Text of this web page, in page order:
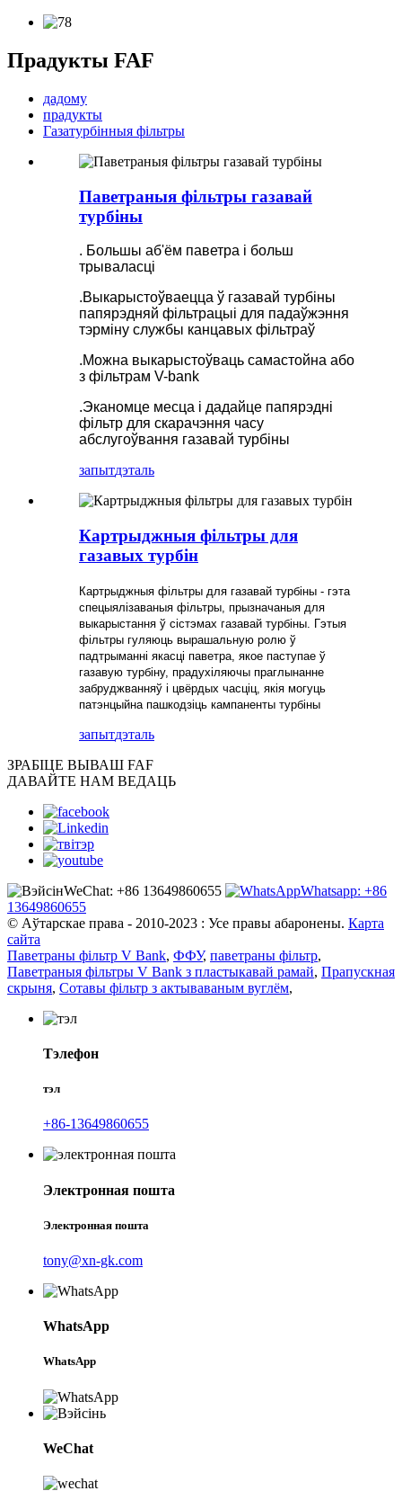
Прадукты FAF
дадому
прадукты
Газатурбінныя фільтры
Паветраныя фільтры газавай
турбіны
. Большы аб'ём паветра і больш
трываласці
.Выкарыстоўваецца ў газавай турбіны
папярэдняй фільтрацыі для падаўжэння
тэрміну службы канцавых фільтраў
.Можна выкарыстоўваць самастойна або
з фільтрам V-bank
.Эканомце месца і дадайце папярэдні
фільтр для скарачэння часу
абслугоўвання газавай турбіны
запытдэталь
Картрыджныя фільтры для
газавых турбін
Картрыджныя фільтры для газавай турбіны - гэта
спецыялізаваныя фільтры, прызначаныя для
выкарыстання ў сістэмах газавай турбіны. Гэтыя
фільтры гуляюць вырашальную ролю ў
падтрыманні якасці паветра, якое паступае ў
газавую турбіну, прадухіляючы праглынанне
забруджванняў і цвёрдых часціц, якія могуць
патэнцыйна пашкодзіць кампаненты турбіны
запытдэталь
ЗРАБІЦЕ ВЫВАШ FAF
ДАВАЙТЕ НАМ ВЕДАЦЬ
WeChat: +86 13649860655
Whatsapp: +86
13649860655
© Аўтарскае права - 2010-2023 : Усе правы абаронены. Карта
сайта
Паветраны фільтр V Bank, ФФУ, паветраны фільтр,
Паветраныя фільтры V Bank з пластыкавай рамай, Прапускная
скрыня, Сотавы фільтр з актываваным вуглём,
Тэлефон
тэл
+86-13649860655
Электронная пошта
Электронная пошта
tony@xn-gk.com
WhatsApp
WhatsApp
WeChat